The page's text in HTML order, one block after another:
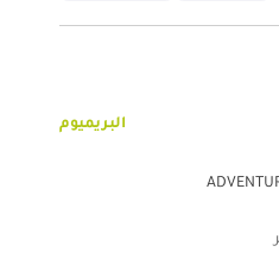
البريميوم